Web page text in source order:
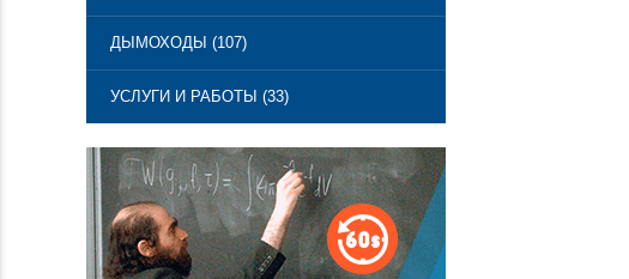
ДЫМОХОДЫ (107)
УСЛУГИ И РАБОТЫ (33)